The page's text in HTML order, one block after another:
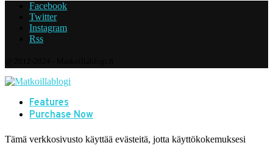
Facebook
Twitter
Instagram
Rss
Features
Purchase Now
Tämä verkkosivusto käyttää evästeitä, jotta käyttökokemuksesi